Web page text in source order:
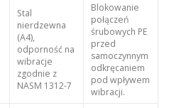
Stal
nierdzewna
(A4),
odporność na
wibracje
zgodnie z
NASM 1312-7
Blokowanie
połączeń
śrubowych PE
przed
samoczynnym
odkręcaniem
pod wpływem
wibracji.